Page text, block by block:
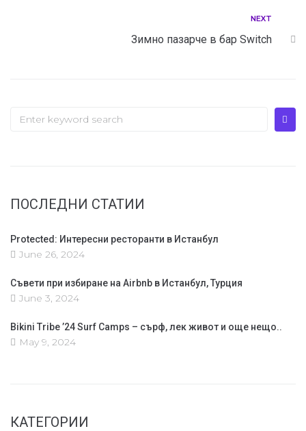
NEXT
Зимно пазарче в бар Switch
ПОСЛЕДНИ СТАТИИ
Protected: Интересни ресторанти в Истанбул
June 26, 2024
Съвети при избиране на Airbnb в Истанбул, Турция
June 3, 2024
Bikini Tribe ’24 Surf Camps – сърф, лек живот и още нещо..
May 9, 2024
КАТЕГОРИИ